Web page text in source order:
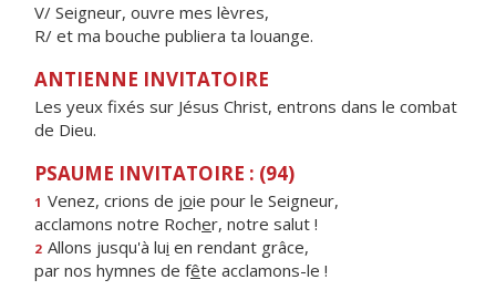
V/ Seigneur, ouvre mes lèvres,
R/ et ma bouche publiera ta louange.
ANTIENNE INVITATOIRE
Les yeux fixés sur Jésus Christ, entrons dans le combat
de Dieu.
PSAUME INVITATOIRE : (94)
1 Venez, crions de joie pour le Seigneur,
acclamons notre Rocher, notre salut !
2 Allons jusqu'à lui en rendant grâce,
par nos hymnes de fête acclamons-le !